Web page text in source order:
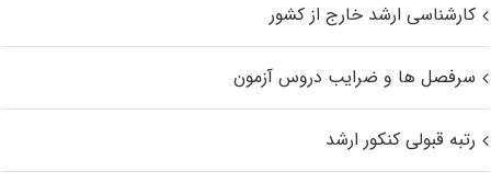
کارشناسی ارشد خارج از کشور
سرفصل ها و ضرایب دروس آزمون
رتبه قبولی کنکور ارشد